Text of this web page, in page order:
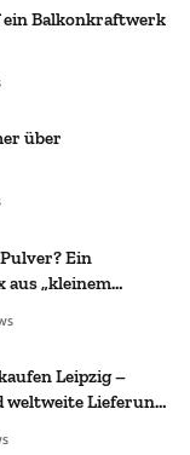
Balkonkraftwerk
über
Ein
„kleinem
Leipzig –
weltweite Lieferung